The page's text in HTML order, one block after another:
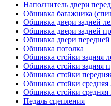
Наполнитель двери
Обшивка багажника
Обшивка двери задней
Обшивка двери задней
Обшивка двери передней
Обшивка потолка
Обшивка стойки задняя
Обшивка стойки задняя
Обшивка стойки
Обшивка стойки средняя
Обшивка стойки средняя
Педаль сцепления